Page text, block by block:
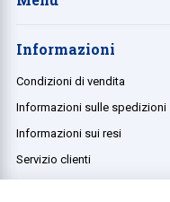
Informazioni
Condizioni di vendita
Informazioni sulle spedizioni
Informazioni sui resi
Servizio clienti